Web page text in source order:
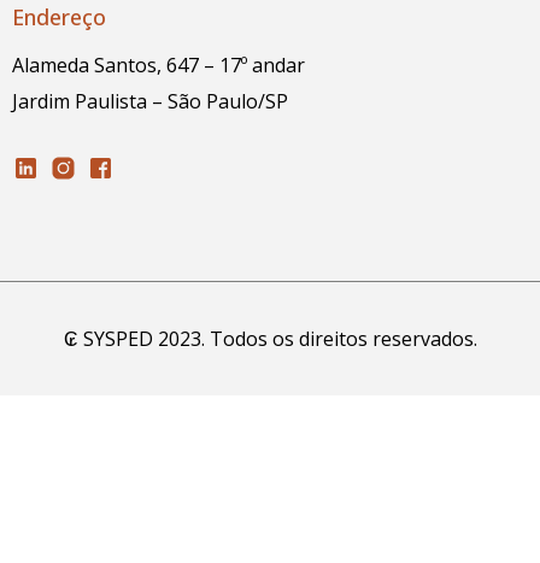
Endereço
Alameda Santos, 647 – 17º andar
Jardim Paulista – São Paulo/SP
₢ SYSPED 2023. Todos os direitos reservados.